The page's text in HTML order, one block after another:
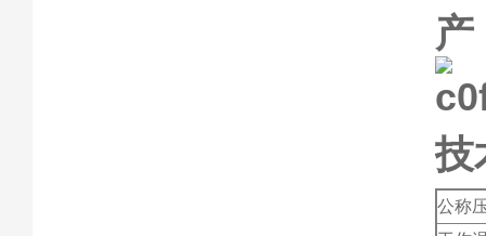
技
公称